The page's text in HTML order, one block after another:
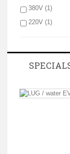
380V (1)
220V (1)